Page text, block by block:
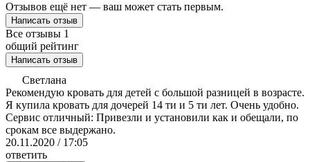
Отзывов ещё нет — ваш может стать первым.
Написать отзыв
Все отзывы 1
общий рейтинг
Написать отзыв
Светлана
Рекомендую кровать для детей с большой разницей в возрасте.
Я купила кровать для дочерей 14 ти и 5 ти лет. Очень удобно.
Сервис отличный: Привезли и установили как и обещали, по
срокам все выдержано.
20.11.2020 / 17:05
ответить